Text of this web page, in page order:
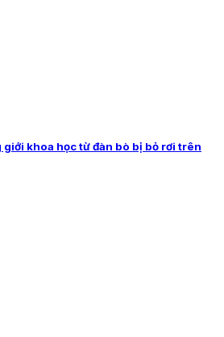
giới khoa học từ đàn bò bị bỏ rơi trên